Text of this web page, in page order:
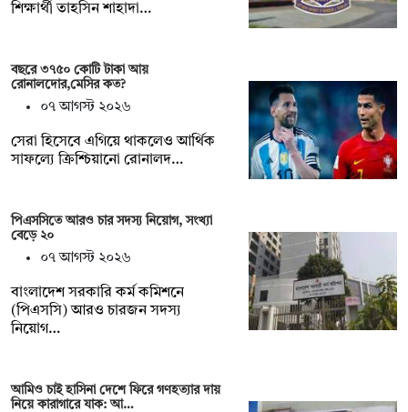
শিক্ষার্থী তাহসিন শাহাদা…
বছরে ৩৭৫০ কোটি টাকা আয়
রোনালদোর,মেসির কত?
০৭ আগস্ট ২০২৬
সেরা হিসেবে এগিয়ে থাকলেও আর্থিক
সাফল্যে ক্রিশ্চিয়ানো রোনালদ…
পিএসসিতে আরও চার সদস্য নিয়োগ, সংখ্যা
বেড়ে ২০
০৭ আগস্ট ২০২৬
বাংলাদেশ সরকারি কর্ম কমিশনে
(পিএসসি) আরও চারজন সদস্য
নিয়োগ…
আমিও চাই হাসিনা দেশে ফিরে গণহত্যার দায়
নিয়ে কারাগারে যাক: আ…